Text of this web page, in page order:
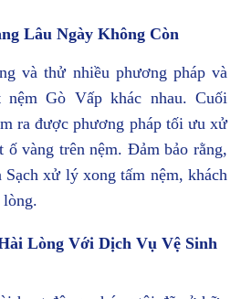
Lâu Ngày Không Còn
và thử nhiều phương pháp và
nệm Gò Vấp khác nhau. Cuối
ra được phương pháp tối ưu xử
vàng trên nệm. Đảm bảo rằng,
xử lý xong tấm nệm, khách
lòng.
Lòng Với Dịch Vụ Vệ Sinh